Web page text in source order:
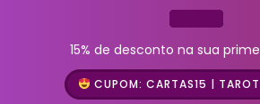
15% de desconto na sua
CUPOM: CARTAS15 | TAROT